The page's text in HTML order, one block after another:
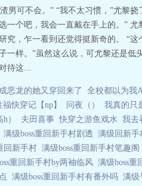
男可不会。” “我不太习惯，”尤黎
一个吧，我会一直戴在手上的。”
究，乍一看到还觉得挺新奇的。 “
一样。”虽然这么说，可尤黎还是
待这...
恶龙的她又穿回来了 全校都以为我
快穿记【np】 问夜（） 我真的只
） 夫田喜事 快穿之游鱼戏水 我去
满级boss重回新手村剧透 满级回新手
回新手村 满级boss重回新手村笔趣阁
重回新手村by两袖临风 满级boss重
满级boss重回新手村有番外吗 满级